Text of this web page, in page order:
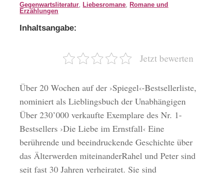
Gegenwartsliteratur ,Liebesromane ,Romane und
Erzählungen
Inhaltsangabe:
Jetzt bewerten
Über 20 Wochen auf der ›Spiegel‹-Bestsellerliste,
nominiert als Lieblingsbuch der Unabhängigen
Über 230’000 verkaufte Exemplare des Nr. 1-
Bestsellers ›Die Liebe im Ernstfall‹ Eine
berührende und beeindruckende Geschichte über
das Älterwerden miteinanderRahel und Peter sind
seit fast 30 Jahren verheiratet. Sie sind